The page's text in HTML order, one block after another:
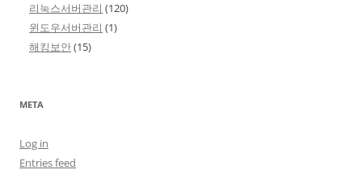
리눅스서버관리 (120)
윈도우서버관리 (1)
해킹보안(15)
META
Log in
Entries feed